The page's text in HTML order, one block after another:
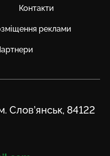
Контакти
реклами
Слов’янськ, 84122